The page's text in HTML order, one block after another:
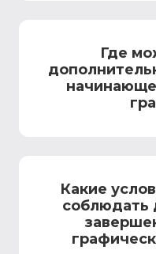
Где
Какие
соблюдать